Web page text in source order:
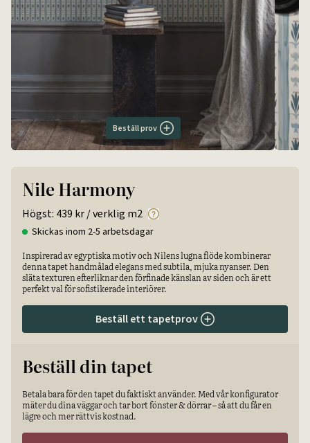
Beställ prov
Nile Harmony
Högst: 439 kr/ verklig m2
Skickas inom 2-5 arbetsdagar
Inspirerad av egyptiska motiv och Nilens lugna flöde kombinerar
denna tapet handmålad elegans med subtila, mjuka nyanser. Den
släta texturen efterliknar den förfinade känslan av siden och är ett
perfekt val för sofistikerade interiörer.
Beställ ett tapetprov
Beställ din tapet
Betala bara för den tapet du faktiskt använder. Med vår konfigurator
mäter du dina väggar och tar bort fönster & dörrar – så att du får en
lägre och mer rättvis kostnad.